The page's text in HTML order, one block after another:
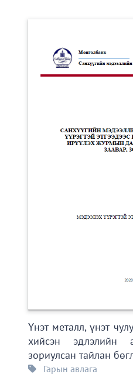
Үнэт металл, үнэт
хийсэн эдлэлийн
зориулсан тайлан
Гарын авлага